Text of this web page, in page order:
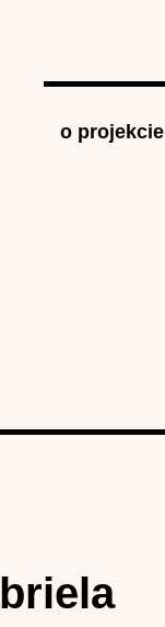
o projekcie